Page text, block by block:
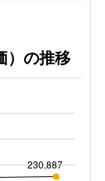
）の推移
230,887